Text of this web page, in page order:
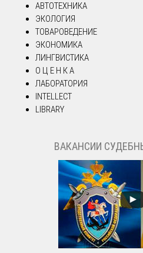
АВТОТЕХНИКА
ЭКОЛОГИЯ
ТОВАРОВЕДЕНИЕ
ЭКОНОМИКА
ЛИНГВИСТИКА
О Ц Е Н К А
ЛАБОРАТОРИЯ
INTELLECT
LIBRARY
ВАКАНСИИ